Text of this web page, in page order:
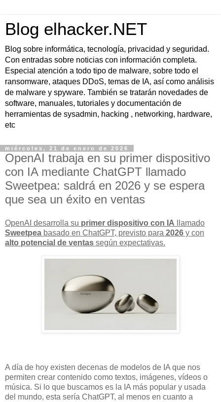
Blog elhacker.NET
Blog sobre informática, tecnología, privacidad y seguridad.
Con entradas sobre noticias con información completa.
Especial atención a todo tipo de malware, sobre todo el
ransomware, ataques DDoS, temas de IA, así como análisis
de malware y spyware. También se tratarán novedades de
software, manuales, tutoriales y documentación de
herramientas de sysadmin, hacking , networking, hardware,
etc
miércoles, 21 de enero de 2026
OpenAI trabaja en su primer dispositivo
con IA mediante ChatGPT llamado
Sweetpea: saldrá en 2026 y se espera
que sea un éxito en ventas
OpenAI desarrolla su primer dispositivo con IA llamado
Sweetpea basado en ChatGPT, previsto para 2026 y con
alto potencial de ventas según expectativas.
A día de hoy existen decenas de modelos de IA que nos
permiten crear contenido como textos, imágenes, vídeos o
música. Si lo que buscamos es la IA más popular y usada
del mundo, esta sería ChatGPT, al menos en cuanto a